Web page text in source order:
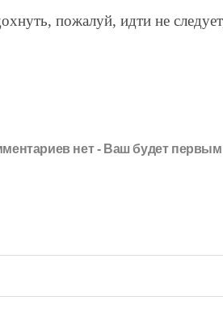
пожалуй, идти не
нет - Ваш будет